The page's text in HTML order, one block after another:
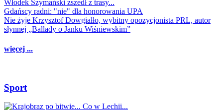
Włodek Szymański zszedł z trasy...
Gdańscy radni: "nie" dla honorowania UPA
Nie żyje Krzysztof Dowgiałło, wybitny opozycjonista PRL, autor
słynnej „Ballady o Janku Wiśniewskim”
więcej ...
Sport